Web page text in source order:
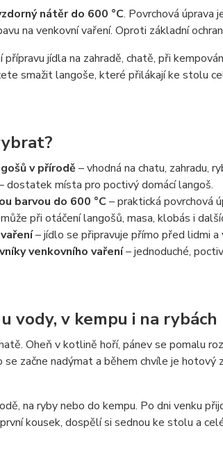
nátěr do 600 °C. Povrchová úprava
na venkovní vaření. Oproti základní
jídla na zahradě, chatě, při
smažit langoše, které přilákají ke stolu
v přírodě – vhodná na chatu, zahradu,
dostatek místa pro poctivý domácí langoš.
barvou do 600 °C – praktická povrchová
při otáčení langošů, masa, klobás i
– jídlo se připravuje přímo před lidmi
venkovního vaření– jednoduché,
vody, v kempu i na rybách
Oheň v kotlině hoří, pánev se pomalu
začne nadýmat a během chvíle je hotový
na ryby nebo do kempu. Po dni venku
kousek, dospělí si sednou ke stolu a